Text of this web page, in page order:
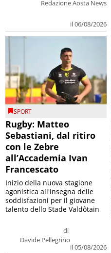
Redazione Aosta News
il 06/08/2026
SPORT
Rugby: Matteo
Sebastiani, dal ritiro
con le Zebre
all’Accademia Ivan
Francescato
di
Davide Pellegrino
il 05/08/2026
Inizio della nuova stagione
agonistica all'insegna delle
soddisfazioni per il giovane
talento dello Stade Valdôtain